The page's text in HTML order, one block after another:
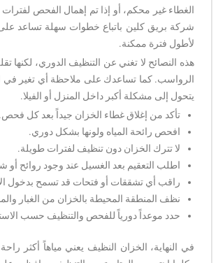
الغطاء غير محكم، أو إذا تم إهمال الفحص
شركة بريق كلين باتباع خطوات سهلة تساعد على
لأطول فترة ممكنة.
هذه النصائح لا تغني عن التنظيف الدوري، لكنها
الرواسب. كما تساعدك على ملاحظة أي تغير في
يتحول إلى مشكلة أكبر داخل المنزل أو الفيلا.
تأكد من إغلاق غطاء الخزان جيداً بعد كل فحص.
افحص رائحة المياه ولونها بشكل دوري.
لا تترك الخزان دون تنظيف لفترات طويلة.
اطلب التعقيم بعد الغسيل عند وجود روائح أو
راقب أي تشققات أو فتحات قد تسمح بدخول
نظف المنطقة المحيطة بالخزان من الغبار
حدد موعداً دورياً للفحص والتنظيف حسب
في النهاية، الخزان النظيف يعني مياهاً أكثر